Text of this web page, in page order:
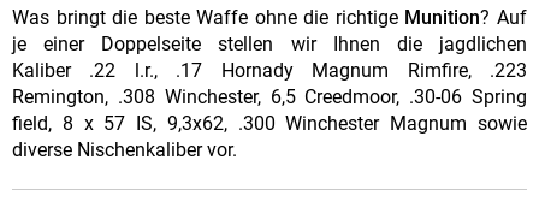
Was bringt die beste Waffe ohne die richtige Munition? Auf
je einer Doppelseite stellen wir Ihnen die jagdlichen
Kaliber .22 l.r., .17 Hornady Magnum Rimfire, .223
Remington, .308 Winchester, 6,5 Creedmoor, .30-06 Spring
field, 8 x 57 IS, 9,3x62, .300 Winchester Magnum sowie
diverse Nischenkaliber vor.